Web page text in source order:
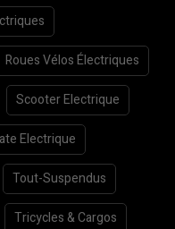
Roues Vélos Électriques
Scooter Electrique
Electrique
Tout-Suspendus
Tricycles & Cargos